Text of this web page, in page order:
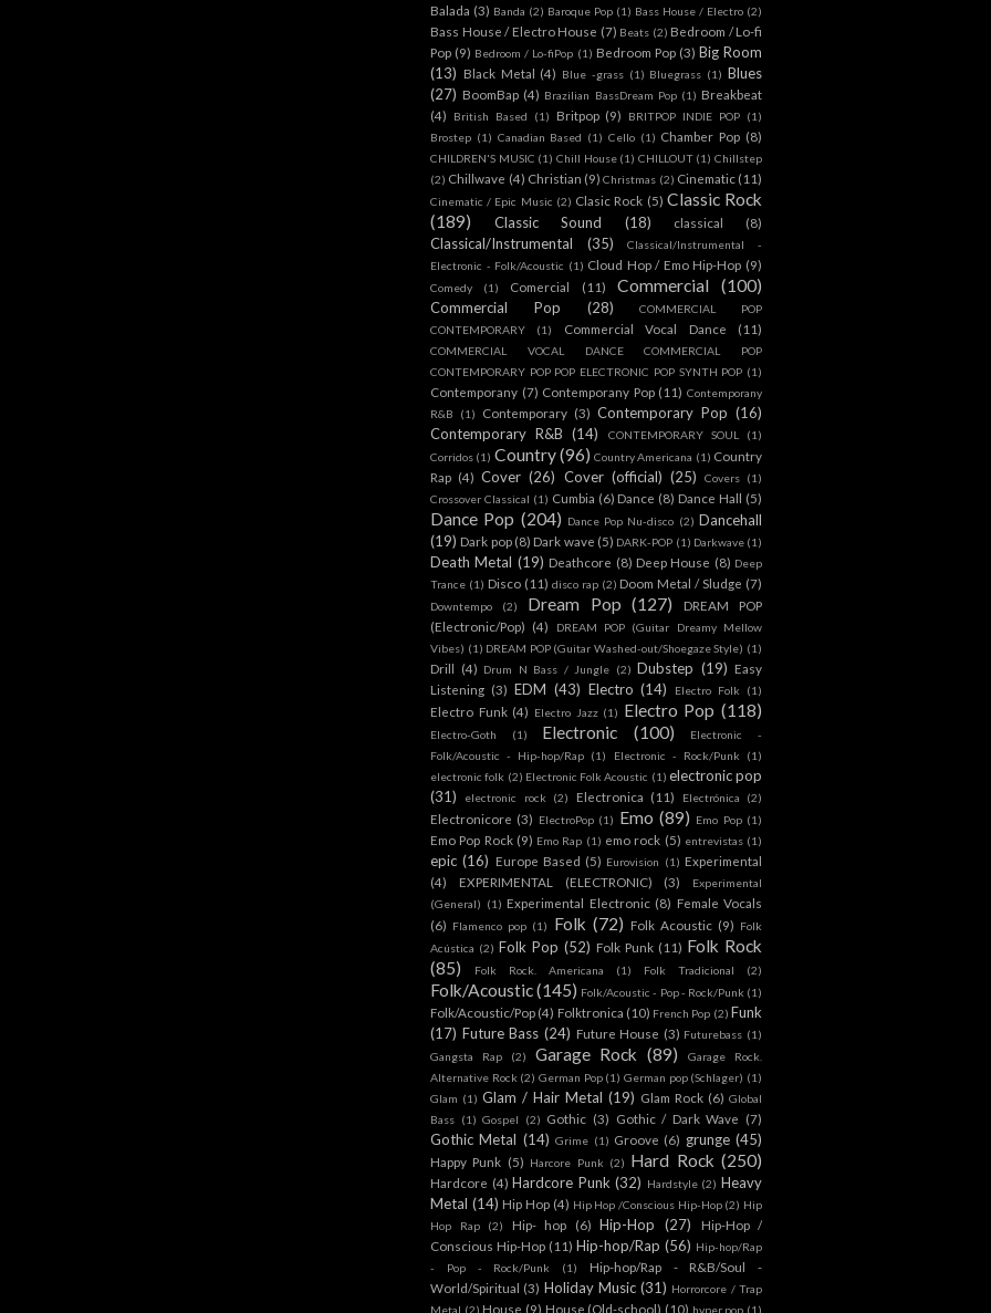
Balada (3) Banda (2) Baroque Pop (1) Bass House / Electro (2)
Bass House / Electro House (7) Beats (2) Bedroom / Lo-fi
Pop (9) Bedroom / Lo-fiPop (1) Bedroom Pop (3) Big Room
(13) Black Metal (4) Blue -grass (1) Bluegrass (1) Blues
(27) BoomBap (4) Brazilian BassDream Pop (1) Breakbeat
(4)
British Based (1) Britpop (9) BRITPOP INDIE POP (1)
Brostep (1) Canadian Based (1) Cello (1) Chamber Pop (8)
CHILDREN'S MUSIC (1) Chill House (1) CHILLOUT (1) Chillstep
(2) Chillwave (4) Christian (9) Christmas (2) Cinematic (11)
Cinematic / Epic Music (2) Clasic Rock (5) Classic Rock
(189)
Classic Sound (18) classical (8)
Classical/Instrumental (35)
Classical/Instrumental -
Electronic - Folk/Acoustic (1) Cloud Hop / Emo Hip-Hop (9)
Comedy (1) Comercial (11) Commercial (100)
Commercial Pop (28)
COMMERCIAL POP
CONTEMPORARY
(1) Commercial Vocal Dance (11)
COMMERCIAL VOCAL DANCE COMMERCIAL POP
CONTEMPORARY POP POP ELECTRONIC POP SYNTH POP (1)
Contemporany (7) Contemporany Pop (11) Contemporany
R&B
(1) Contemporary (3) Contemporary Pop (16)
Contemporary R&B (14) CONTEMPORARY SOUL
(1)
Corridos (1) Country(96) Country Americana (1) Country
Rap (4) Cover (26) Cover (official) (25) Covers (1)
Crossover Classical (1) Cumbia (6) Dance (8) Dance Hall (5)
Dance Pop (204) Dance Pop Nu-disco (2) Dancehall
(19) Dark pop (8) Dark wave (5) DARK-POP (1) Darkwave (1)
Death Metal (19) Deathcore (8) Deep House (8) Deep
Trance (1) Disco (11) disco rap (2) Doom Metal / Sludge (7)
Downtempo (2) Dream Pop (127)
DREAM POP
(Electronic/Pop) (4)
DREAM POP (Guitar Dreamy Mellow
Vibes) (1) DREAM POP (Guitar Washed-out/Shoegaze Style) (1)
Drill (4) Drum N Bass / Jungle (2) Dubstep (19) Easy
Listening (3) EDM (43) Electro (14) Electro Folk (1)
Electro Funk (4) Electro Jazz (1) Electro Pop (118)
Electro-Goth (1) Electronic (100)
Electronic -
Folk/Acoustic - Hip-hop/Rap (1) Electronic - Rock/Punk
(1)
electronic folk (2) Electronic Folk Acoustic (1) electronic pop
(31)
electronic rock (2) Electronica (11) Electrónica (2)
Electronicore (3) ElectroPop (1) Emo (89) Emo Pop (1)
Emo Pop Rock (9) Emo Rap (1) emo rock (5) entrevistas (1)
epic (16) Europe Based (5) Eurovision (1) Experimental
(4)
EXPERIMENTAL (ELECTRONIC) (3)
Experimental
(General) (1) Experimental Electronic (8) Female Vocals
(6) Flamenco pop (1) Folk (72) Folk Acoustic (9) Folk
Acústica (2) Folk Pop (52) Folk Punk (11) Folk Rock
(85)
Folk Rock. Americana (1) Folk Tradicional (2)
Folk/Acoustic(145) Folk/Acoustic - Pop - Rock/Punk (1)
Folk/Acoustic/Pop (4) Folktronica (10) French Pop (2) Funk
(17) Future Bass (24) Future House (3) Futurebass (1)
Gangsta Rap
(2) Garage Rock (89)
Garage Rock.
Alternative Rock (2) German Pop (1) German pop (Schlager) (1)
Glam (1) Glam / Hair Metal (19) Glam Rock (6) Global
Bass (1) Gospel (2) Gothic (3) Gothic / Dark Wave (7)
Gothic Metal (14) Grime (1) Groove (6) grunge (45)
Happy Punk (5) Harcore Punk (2) Hard Rock (250)
Hardcore (4) Hardcore Punk (32) Hardstyle (2) Heavy
Metal (14) Hip Hop (4) Hip Hop /Conscious Hip-Hop (2) Hip
Hop Rap
(2) Hip- hop (6) Hip-Hop (27)
Hip-Hop /
Conscious Hip-Hop (11) Hip-hop/Rap (56) Hip-hop/Rap
- Pop - Rock/Punk
(1)
Hip-hop/Rap - R&B/Soul -
World/Spiritual (3) Holiday Music (31) Horrorcore / Trap
Metal (2) House (9) House (Old-school) (10) hyper pop (1)